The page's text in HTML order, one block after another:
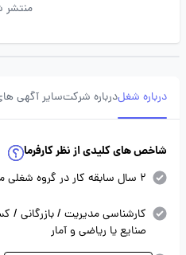
منتشر
درباره شغلدرباره شرکتسایر آگهی
شاخص های کلیدی از نظر کارفرما
2 سال سابقه کار در گروه شغلی مشابه
کارشناسی مدیریت / بازرگانی /
صنایع یا ریاضی و آمار